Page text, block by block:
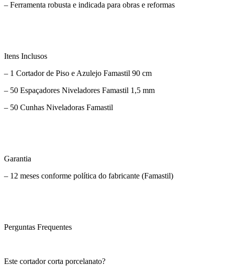
– Ferramenta robusta e indicada para obras e reformas
Itens Inclusos
– 1 Cortador de Piso e Azulejo Famastil 90 cm
– 50 Espaçadores Niveladores Famastil 1,5 mm
– 50 Cunhas Niveladoras Famastil
Garantia
– 12 meses conforme política do fabricante (Famastil)
Perguntas Frequentes
Este cortador corta porcelanato?